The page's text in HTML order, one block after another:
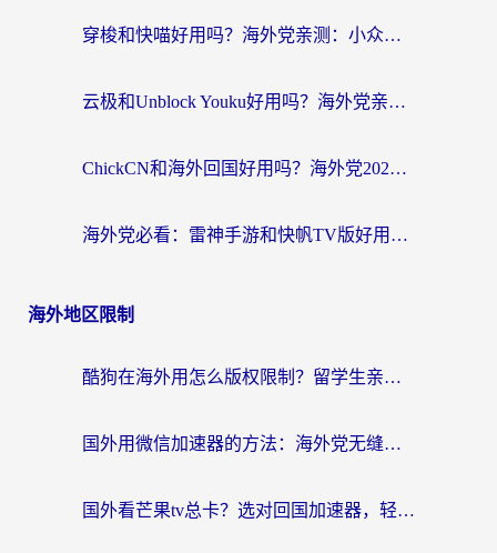
穿梭和快喵好用吗？海外党亲测：小众加速器对比+番茄加速器深度体验
云极和Unblock Youku好用吗？海外党亲测+2026回国加速器避坑指南
ChickCN和海外回国好用吗？海外党2026亲测：从手游到影音，选对加速器的3个关键
海外党必看：雷神手游和快帆TV版好用吗？3步选对回国加速器不踩坑
海外地区限制
酷狗在海外用怎么版权限制？留学生亲测：3步解决听国内音乐难题
国外用微信加速器的方法：海外党无缝连接国内生活的实用指南
国外看芒果tv总卡？选对回国加速器，轻松追《浪姐》不费劲